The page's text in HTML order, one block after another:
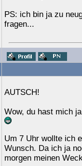
PS: ich bin ja zu
fragen...
AUTSCH!
Wow, du hast mich
Um 7 Uhr wollte ich
Wunsch. Da ich ja
morgen meinen